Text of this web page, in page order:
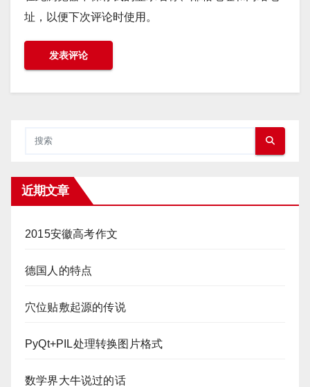
址，以便下次评论时使用。
近期文章
2015安徽高考作文
德国人的特点
穴位贴敷起源的传说
PyQt+PIL处理转换图片格式
数学界大牛说过的话